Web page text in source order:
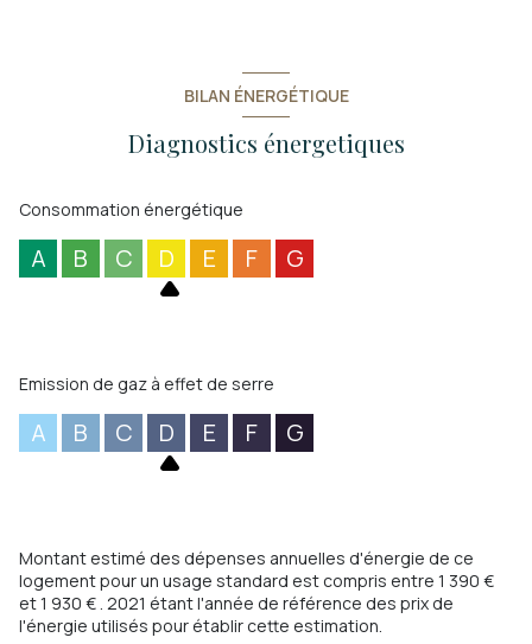
BILAN ÉNERGÉTIQUE
Diagnostics énergetiques
Consommation énergétique
A B C D E F G
Emission de gaz à effet de serre
A B C D E F G
Montant estimé des dépenses annuelles d'énergie de ce
logement pour un usage standard est compris entre 1 390 €
et 1 930 € . 2021 étant l'année de référence des prix de
l'énergie utilisés pour établir cette estimation.